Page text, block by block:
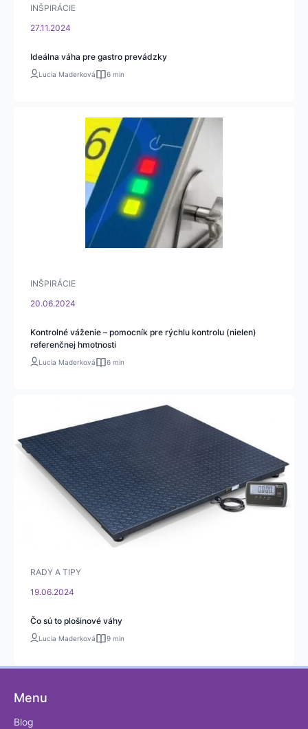
INŠPIRÁCIE
27.11.2024
Ideálna váha pre gastro prevádzky
Lucia Maderková 6 min
INŠPIRÁCIE
20.06.2024
Kontrolné váženie – pomocník pre rýchlu kontrolu (nielen)
referenčnej hmotnosti
Lucia Maderková 6 min
RADY A TIPY
19.06.2024
Čo sú to plošinové váhy
Lucia Maderková 9 min
Menu
Blog